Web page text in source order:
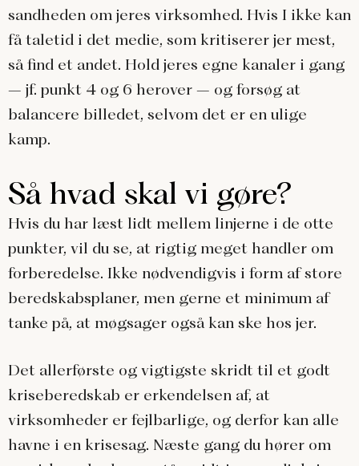
sandheden om jeres virksomhed. Hvis I ikke kan
få taletid i det medie, som kritiserer jer mest,
så find et andet. Hold jeres egne kanaler i gang
– jf. punkt 4 og 6 herover – og forsøg at
balancere billedet, selvom det er en ulige
kamp.
Så hvad skal vi gøre?
Hvis du har læst lidt mellem linjerne i de otte
punkter, vil du se, at rigtig meget handler om
forberedelse. Ikke nødvendigvis i form af store
beredskabsplaner, men gerne et minimum af
tanke på, at møgsager også kan ske hos jer.
Det allerførste og vigtigste skridt til et godt
kriseberedskab er erkendelsen af, at
virksomheder er fejlbarlige, og derfor kan alle
havne i en krisesag. Næste gang du hører om